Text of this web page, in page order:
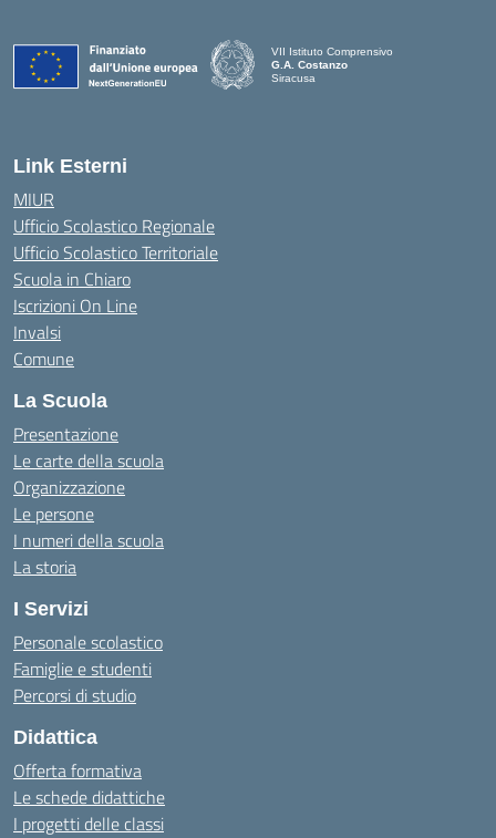
VII Istituto Comprensivo
G.A. Costanzo
Siracusa
Link Esterni
MIUR
Ufficio Scolastico Regionale
Ufficio Scolastico Territoriale
Scuola in Chiaro
Iscrizioni On Line
Invalsi
Comune
La Scuola
Presentazione
Le carte della scuola
Organizzazione
Le persone
I numeri della scuola
La storia
I Servizi
Personale scolastico
Famiglie e studenti
Percorsi di studio
Didattica
Offerta formativa
Le schede didattiche
I progetti delle classi